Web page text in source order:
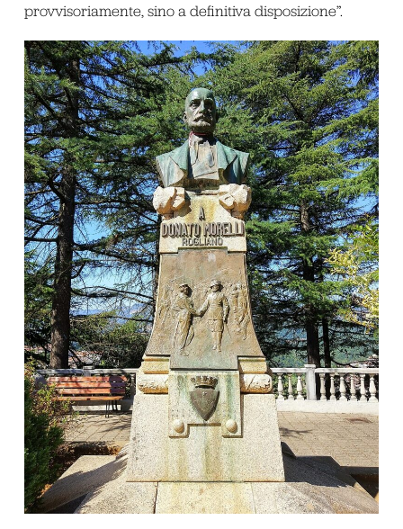
provvisoriamente, sino a definitiva disposizione”.